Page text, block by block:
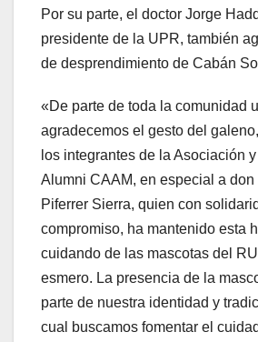
Por su parte, el doctor Jorge
presidente de la UPR, también
de desprendimiento de Cabán
«De parte de toda la comunidad
agradecemos el gesto del
los integrantes de la Asociación
Alumni CAAM, en especial a
Piferrer Sierra, quien con
compromiso, ha mantenido esta
cuidando de las mascotas del
esmero. La presencia de la
parte de nuestra identidad y
cual buscamos fomentar el